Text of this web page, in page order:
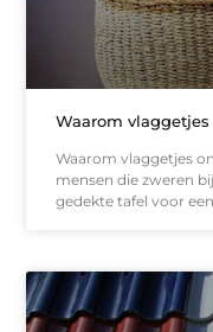
Waarom
Waarom vlaggetjes
mensen die zweren
gedekte tafel voor